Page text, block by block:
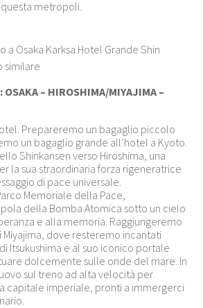
metropoli.
a Osaka Karksa Hotel Grande Shin
similare
– HIROSHIMA/MIYAJIMA –
Prepareremo un bagaglio piccolo
un bagaglio grande all’hotel a Kyoto.
Shinkansen verso Hiroshima, una
la sua straordinaria forza rigeneratrice
di pace universale.
Memoriale della Pace,
della Bomba Atomica sotto un cielo
e alla memoria. Raggiungeremo
Miyajima, dove resteremo incantati
Itsukushima e al suo iconico portale
dolcemente sulle onde del mare. In
sul treno ad alta velocità per
capitale imperiale, pronti a immergerci